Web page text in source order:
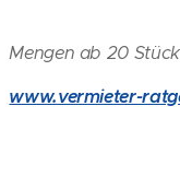
Mengen ab 20
www.vermieter-